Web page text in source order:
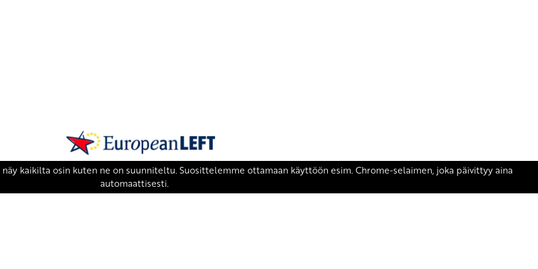
SKP on Euroopan Vasemmistopuolueen jäsen.
european-left.org